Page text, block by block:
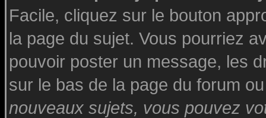
Facile, cliquez sur le bouton
la page du sujet. Vous pourriez
pouvoir poster un message, les
sur le bas de la page du forum
nouveaux sujets, vous pouvez